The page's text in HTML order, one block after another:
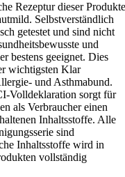
Rezeptur dieser Produkte
Selbstverständlich
getestet und sind nicht
und
bestens geeignet. Dies
wichtigsten Klar
und Asthmabund.
Volldeklaration sorgt für
als Verbraucher einen
Inhaltsstoffe. Alle
sind
Inhaltsstoffe wird in
vollständig